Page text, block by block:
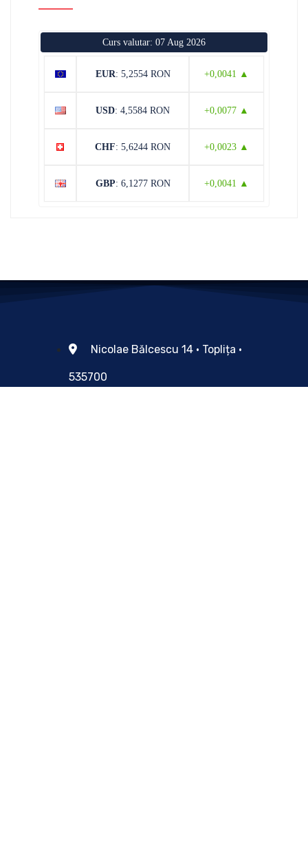
Curs valutar: 07 Aug 2026
EUR: 5,2554 RON +0,0041 ▲
USD: 4,5584 RON +0,0077 ▲
CHF: 5,6244 RON +0,0023 ▲
GBP: 6,1277 RON +0,0041 ▲
Nicolae Bălcescu 14 • Toplița •
535700